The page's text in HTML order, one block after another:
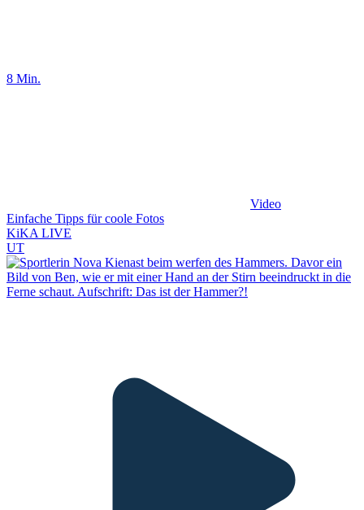
8 Min.
Video
Einfache Tipps für coole Fotos
KiKA LIVE
UT